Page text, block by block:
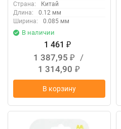
Страна:
Китай
Длина:
0.12 мм
Ширина:
0.085 мм
В наличии
1 461 ₽
1 387,95 ₽
/
1 314,90 ₽
В корзину